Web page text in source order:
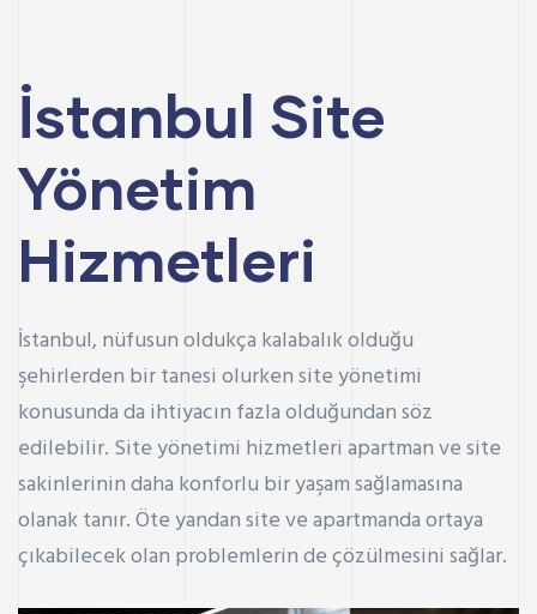
İstanbul Site
Yönetim
Hizmetleri
İstanbul, nüfusun oldukça kalabalık olduğu
şehirlerden bir tanesi olurken site yönetimi
konusunda da ihtiyacın fazla olduğundan söz
edilebilir. Site yönetimi hizmetleri apartman ve site
sakinlerinin daha konforlu bir yaşam sağlamasına
olanak tanır. Öte yandan site ve apartmanda ortaya
çıkabilecek olan problemlerin de çözülmesini sağlar.